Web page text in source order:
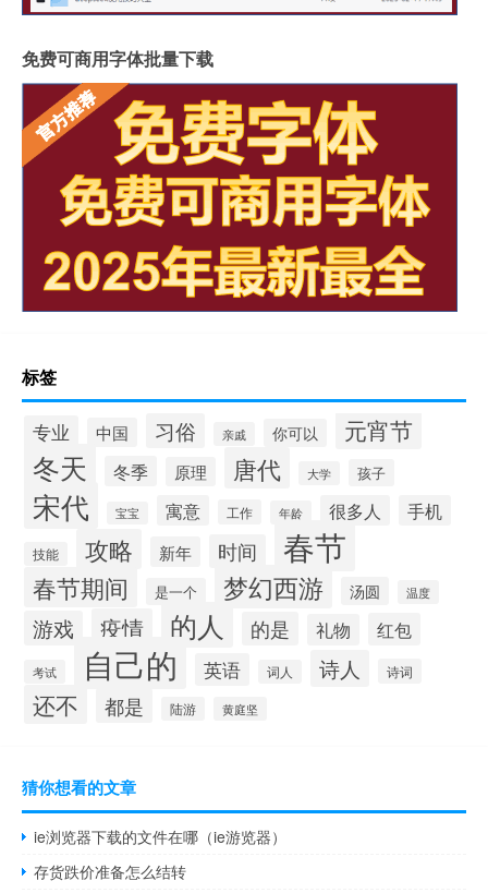
免费可商用字体批量下载
标签
专业 中国 习俗 亲戚 你可以 元宵节
冬天 冬季 原理 唐代 大学 孩子
宋代 宝宝 寓意 工作 年龄 很多人 手机
技能 攻略 新年 时间 春节
春节期间 是一个 梦幻西游 汤圆 温度
游戏 疫情 的人 的是 礼物 红包
考试 自己的 英语 词人 诗人 诗词
还不 都是 陆游 黄庭坚
猜你想看的文章
ie浏览器下载的文件在哪（ie游览器）
存货跌价准备怎么结转